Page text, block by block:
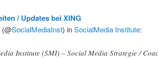
/ Updates bei XING
SocialMediaInst) inSocialMedia Institute:
Institute (SMI) – Social Media Strategie /